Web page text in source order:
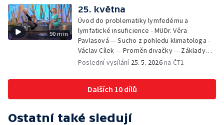
Schneiderová — Colours of Ostrava - Filip
Košťálek a Jan Vojtko — Tajemství křišťálové
planety - Jan Maxián, Petr Horák a Adélka
Hesová — Český svaz ochránců přírody - Eva
Šrailová
90 min
25. května
Úvod do problematiky lymfedému a
lymfatické insuficience - MUDr. Věra
Pavlasová — Sucho z pohledu klimatologa -
Václav Cílek — Proměn divačky — Základy
bezpečnosti dětí na inline bruslích - Petr
Zooterapie - praktické využití - Linda
Tinková — Pražské jaro - Klára Boudalová,
Marko Ivanović
Poslední vysílání 25. 5. 2026na ČT1
Dalších 10 dílů
Ostatní také sledují